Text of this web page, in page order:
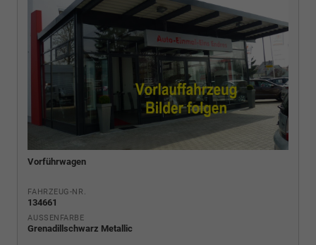
Vorführwagen
FAHRZEUG-NR.
134661
AUSSENFARBE
Grenadillschwarz Metallic